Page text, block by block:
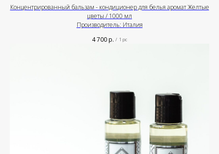
Концентрированный бальзам - кондиционер для белья аромат Желтые
цветы / 1000 мл
Производитель: Италия
4 700р. / 1 pc